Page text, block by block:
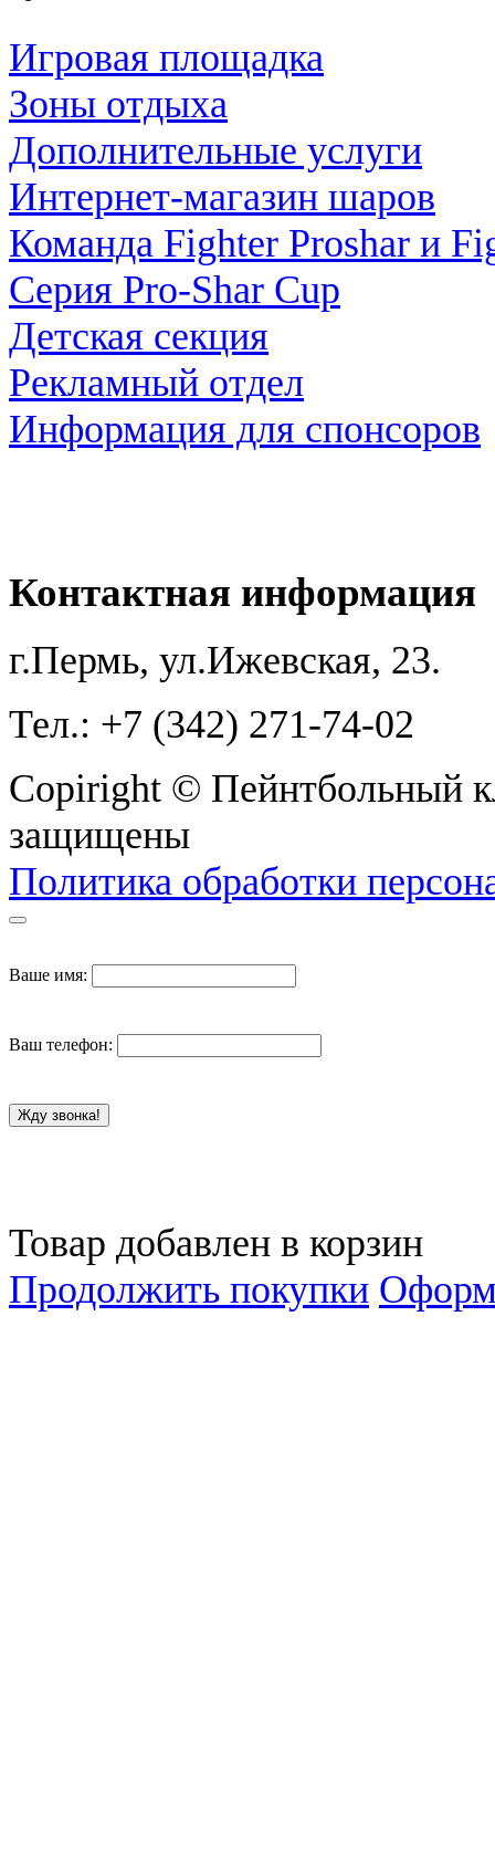
Игровая площадка
Зоны отдыха
Дополнительные услуги
Интернет-магазин шаров
Команда Fighter Proshar и
Серия Pro-Shar Cup
Детская секция
Рекламный отдел
Информация для спонсоров
Контактная информация
г.Пермь, ул.Ижевская, 23.
Тел.: +7 (342) 271-74-02
Copiright © Пейнтбольный
защищены
Политика обработки
Ваше имя:
Ваш телефон:
Жду звонка!
Товар добавлен в корзин
Продолжить покупки